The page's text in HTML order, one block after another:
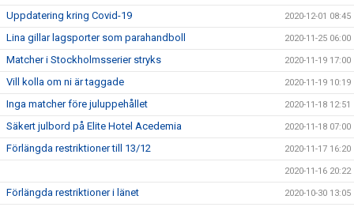
Uppdatering kring Covid-19 2020-12-01 08:45
Lina gillar lagsporter som parahandboll 2020-11-25 06:00
Matcher i Stockholmsserier stryks 2020-11-19 17:00
Vill kolla om ni är taggade 2020-11-19 10:19
Inga matcher före juluppehållet 2020-11-18 12:51
Säkert julbord på Elite Hotel Acedemia 2020-11-18 07:00
Förlängda restriktioner till 13/12 2020-11-17 16:20
2020-11-16 20:22
Förlängda restriktioner i länet 2020-10-30 13:05